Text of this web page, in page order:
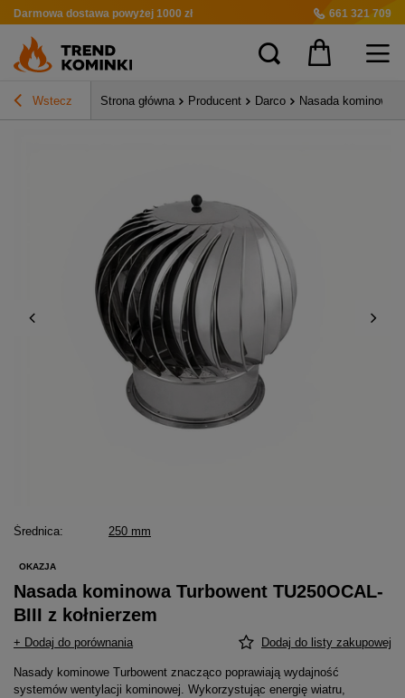
Darmowa dostawa powyżej 1000 zł 661 321 709
Wstecz Strona główna Producent Darco Nasada kominowa
Średnica 250 mm
OKAZJA
Nasada kominowa Turbowent TU250OCAL-
BIII z kołnierzem
+ Dodaj do porównania Dodaj do listy zakupowej
Nasady kominowe Turbowent znacząco poprawiają wydajność
systemów wentylacji kominowej. Wykorzystując energię wiatru,